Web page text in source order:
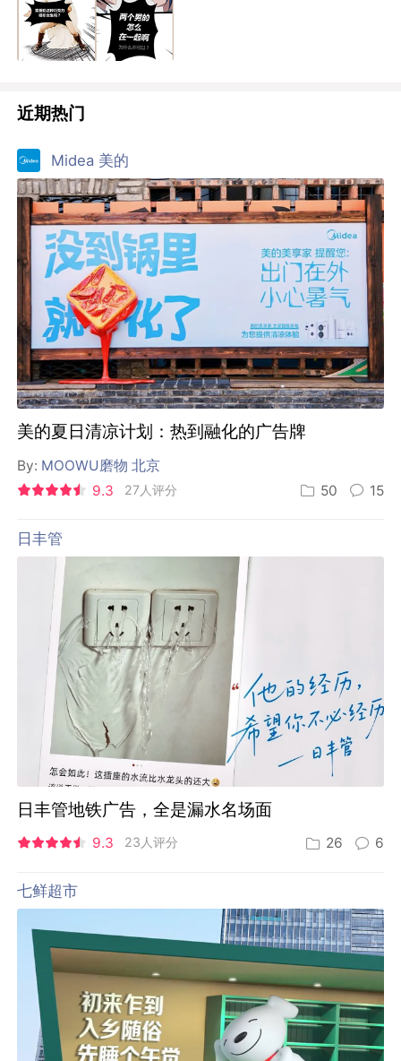
近期热门
Midea 美的
美的夏日清凉计划：热到融化的广告牌
By: MOOWU磨物 北京
9.3
27人评分 50 15
日丰管
日丰管地铁广告，全是漏水名场面
9.3 23人评分 26 6
七鲜超市